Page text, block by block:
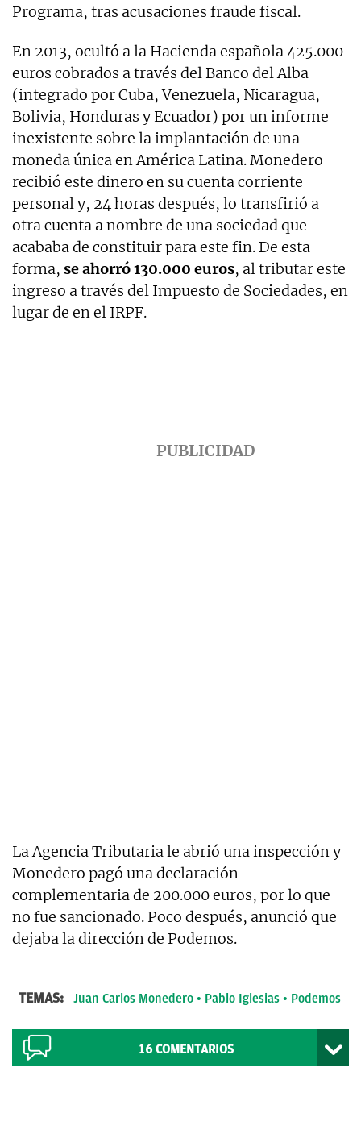
Programa, tras acusaciones fraude fiscal.
En 2013, ocultó a la Hacienda española 425.000
euros cobrados a través del Banco del Alba
(integrado por Cuba, Venezuela, Nicaragua,
Bolivia, Honduras y Ecuador) por un informe
inexistente sobre la implantación de una
moneda única en América Latina. Monedero
recibió este dinero en su cuenta corriente
personal y, 24 horas después, lo transfirió a
otra cuenta a nombre de una sociedad que
acababa de constituir para este fin. De esta
forma, se ahorró 130.000 euros, al tributar este
ingreso a través del Impuesto de Sociedades, en
lugar de en el IRPF.
La Agencia Tributaria le abrió una inspección y
Monedero pagó una declaración
complementaria de 200.000 euros, por lo que
no fue sancionado. Poco después, anunció que
dejaba la dirección de Podemos.
TEMAS: Juan Carlos Monedero Pablo Iglesias Podemos
16 COMENTARIOS